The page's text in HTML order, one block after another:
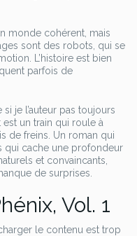
monde cohérent, mais
sont des robots, qui se
L’histoire est bien
parfois de
je l’auteur pas toujours
est un train qui roule à
de freins. Un roman qui
qui cache une profondeur
et convaincants,
de surprises.
Vol. 1
le contenu est trop